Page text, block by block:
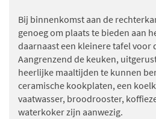
Bij binnenkomst aan de
genoeg om plaats te bieden aan
daarnaast een kleinere tafel voor
Aangrenzend de keuken,
heerlijke maaltijden te kunnen
ceramische kookplaten, een
vaatwasser, broodrooster,
waterkoker zijn aanwezig.